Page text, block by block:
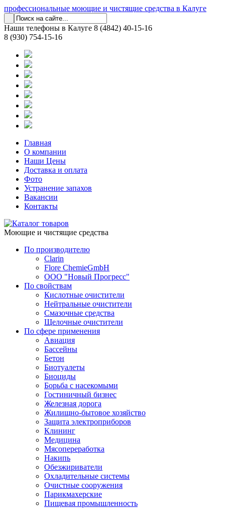
профессиональные моющие и чистящие средства в Калуге
Наши телефоны в Калуге 8 (4842) 40-15-16
8 (930) 754-15-16
Главная
О компании
Наши Цены
Доставка и оплата
Фото
Устранение запахов
Вакансии
Контакты
Моющие и чистящие средства
По производителю
Clarin
Flore ChemieGmbH
ООО "Новый Прогресс"
По свойствам
Кислотные очистители
Нейтральные очистители
Смазочные средства
Щелочные очистители
По сфере применения
Авиация
Бассейны
Бетон
Биотуалеты
Биоциды
Борьба с насекомыми
Гостиничный бизнес
Железная дорога
Жилищно-бытовое хозяйство
Защита электроприборов
Клининг
Медицина
Мясопереработка
Накипь
Обезжириватели
Охладительные системы
Очистные сооружения
Парикмахерские
Пищевая промышленность